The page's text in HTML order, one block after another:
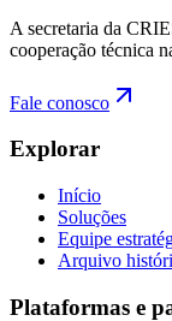
A secretaria da
cooperação técnica
Fale conosco
Explorar
Início
Soluções
Equipe
Arquivo
Plataformas e